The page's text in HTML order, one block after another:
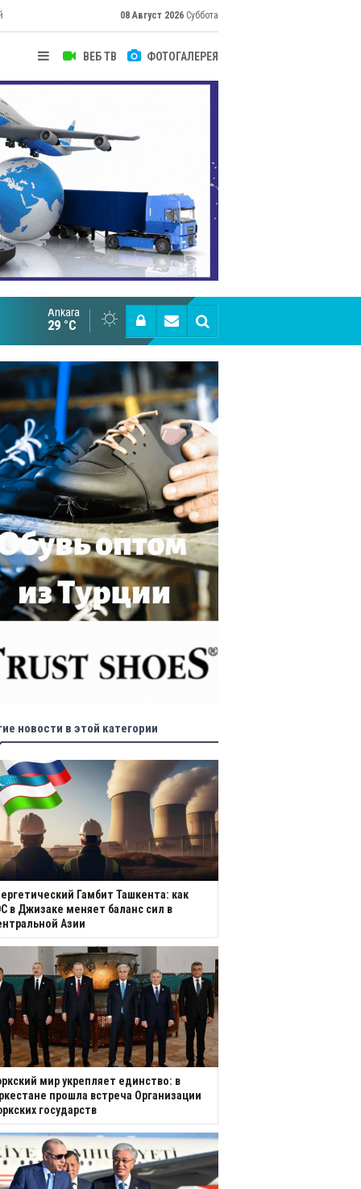
08 Август 2026 Суббота
ВЕБ ТВ ФОТОГАЛЕРЕЯ
Cottonhill покоряет мировые рынки
Ankara
29 °C
новости в этой категории
Гамбит Ташкента: как
в Джизаке меняет баланс сил в
Азии
мир укрепляет единство: в
прошла встреча Организации
государств